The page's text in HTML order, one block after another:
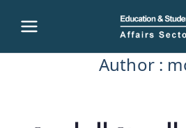
قطاع
شئون
التعليم
Author :